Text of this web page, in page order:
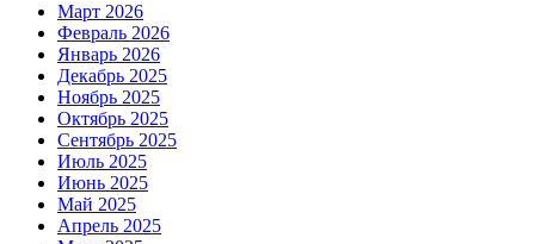
Март 2026
Февраль 2026
Январь 2026
Декабрь 2025
Ноябрь 2025
Октябрь 2025
Сентябрь 2025
Июль 2025
Июнь 2025
Май 2025
Апрель 2025